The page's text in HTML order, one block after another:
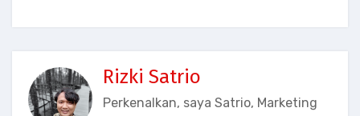
Rizki Satrio
Perkenalkan, saya Satrio, Marketing